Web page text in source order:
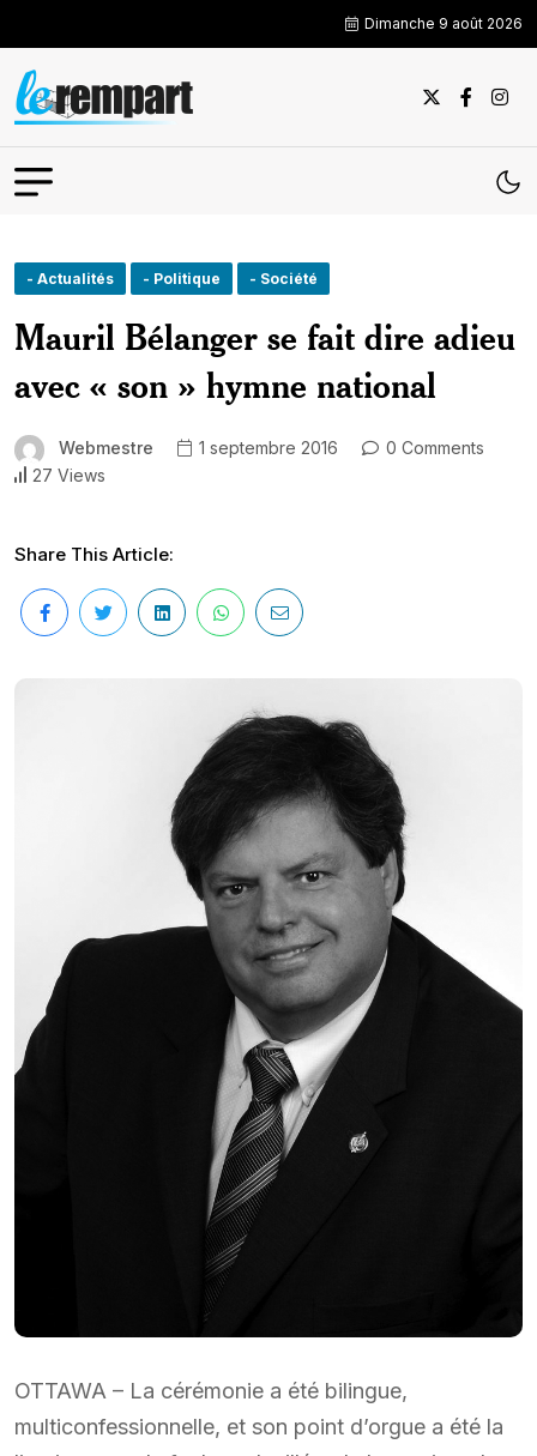
Dimanche 9 août 2026
- Actualités - Politique - Société
Mauril Bélanger se fait dire adieu
avec « son » hymne national
Webmestre 1 septembre 2016
0 Comments
27 Views
Share This Article:
OTTAWA – La cérémonie a été bilingue,
multiconfessionnelle, et son point d’orgue a été la